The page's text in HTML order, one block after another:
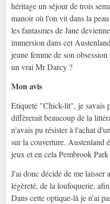
héritage un séjour de trois
manoir où l'on vit dans la
les fantasmes de Jane
immersion dans cet
jeune femme de son
un vrai Mr Darcy ?
Mon avis
Etiqueté "Chick-lit", je savais
diffèrerait beaucoup de la
n'avais pu résister à l'achat
sur la couverture. Austenland
jeux et en cela Pembrook
J'ai donc décidé de me laisser
légèreté, de la loufoquerie,
Dans cette optique-là je n'ai